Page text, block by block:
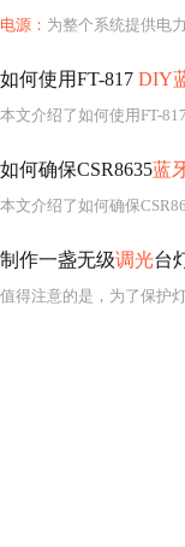
电源： 为整个系统提供电
如何使用FT-817 DIY
本文介绍了如何使用FT-817
如何确保CSR8635蓝
本文介绍了如何确保
制作一盏无级调光台
值得注意的是，为了保护